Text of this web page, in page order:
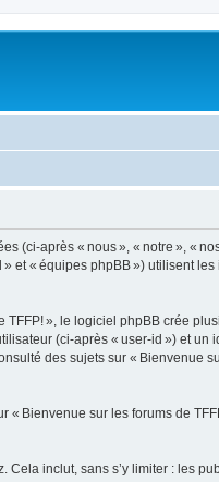
après « nous », « notre », «
et « équipes phpBB ») utilisent
», le logiciel phpBB crée
(ci-après « user-id ») et
des sujets sur « Bienvenue
Bienvenue sur les forums de
inclut, sans s’y limiter : les